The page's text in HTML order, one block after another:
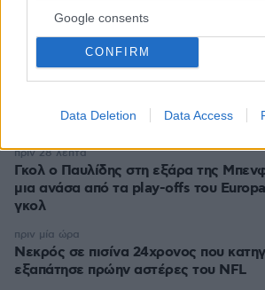
Google consents
CONFIRM
Data Deletion Data Access
ΡΟΗ ΕΙΔΗΣΕΩΝ
Τουλάχιστον 11 τραυματίες σε
νότια Σαουδική Αραβία
Γκολ ο Παυλίδης στη εξάρα της
μια ανάσα από τα play-offs του
γκολ
πριν 28 λεπτά
Νεκρός σε πισίνα 24χρονος που
εξαπάτησε πρώην αστέρες του NFL
πριν μία ώρα